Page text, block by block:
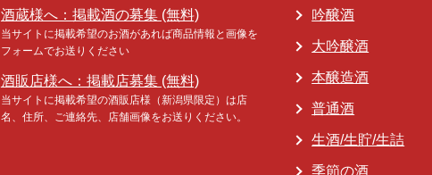
酒蔵様へ：掲載酒の募集 (無料)
当サイトに掲載希望のお酒があれば商品情報と画像を
フォームでお送りください
酒販店様へ：掲載店募集 (無料)
当サイトに掲載希望の酒販店様（新潟県限定）は店
名、住所、ご連絡先、店舗画像をお送りください。
吟醸酒
大吟醸酒
本醸造酒
普通酒
生酒/生貯/生詰
季節の酒